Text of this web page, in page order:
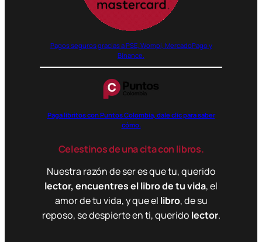
Pagos seguros gracias a PSE, Wompi, MercadoPago y
Binance.
Paga libritos con Puntos Colombia, dale clic para saber
cómo.
Celestinos de una cita con libros.
Nuestra razón de ser es que tu, querido
lector, encuentres el libro de tu vida, el
amor de tu vida, y que el libro, de su
reposo, se despierte en ti, querido lector.